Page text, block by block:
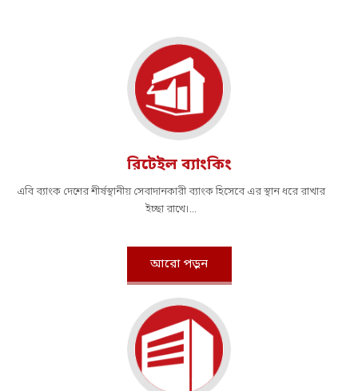
রিটেইল ব্যাংকিং
এবি ব্যাংক দেশের শীর্ষস্থানীয় সেবাদানকারী ব্যাংক হিসেবে এর স্থান ধরে রাখার
ইচ্ছা রাখে।...
আরো পড়ুন